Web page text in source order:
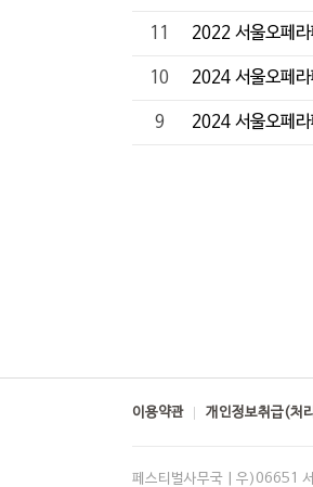
11 2022 서울오페
10 2024 서울오페
9 2024 서울오페
이용약관 개인정보취급(처
페스티벌사무국 | 우)06651